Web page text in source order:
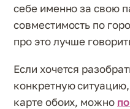
себе именно за свою
совместимость по
про это лучше
Если хочется
конкретную
карте обоих, можно